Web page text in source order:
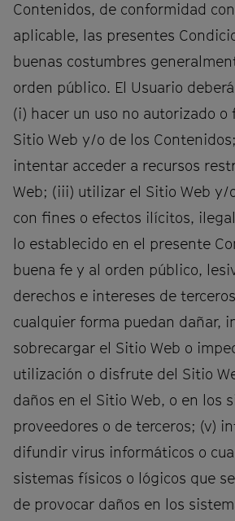
Contenidos, de conformidad
aplicable, las presentes
buenas costumbres
orden público. El Usuario
(i) hacer un uso no autorizado o
Sitio Web y/o de los
intentar acceder a recursos
Web; (iii) utilizar el Sitio Web y/
con fines o efectos ilícitos,
lo establecido en el presente
buena fe y al orden público,
derechos e intereses de
cualquier forma puedan dañar,
sobrecargar el Sitio Web o
utilización o disfrute del Sitio
daños en el Sitio Web, o en los
proveedores o de terceros; (v)
difundir virus informáticos o
sistemas físicos o lógicos que
de provocar daños en los